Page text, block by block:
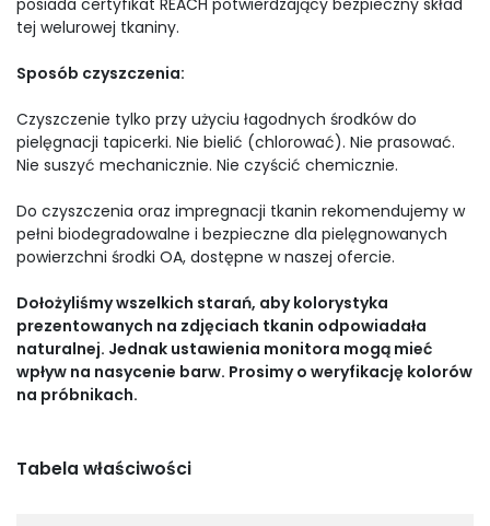
posiada certyfikat REACH potwierdzający bezpieczny skład
tej welurowej tkaniny.
Sposób czyszczenia:
Czyszczenie tylko przy użyciu łagodnych środków do
pielęgnacji tapicerki. Nie bielić (chlorować). Nie prasować.
Nie suszyć mechanicznie. Nie czyścić chemicznie.
Do czyszczenia oraz impregnacji tkanin rekomendujemy w
pełni biodegradowalne i bezpieczne dla pielęgnowanych
powierzchni środki OA, dostępne w naszej ofercie.
Dołożyliśmy wszelkich starań, aby kolorystyka
prezentowanych na zdjęciach tkanin odpowiadała
naturalnej. Jednak ustawienia monitora mogą mieć
wpływ na nasycenie barw. Prosimy o weryfikację kolorów
na próbnikach.
Tabela właściwości